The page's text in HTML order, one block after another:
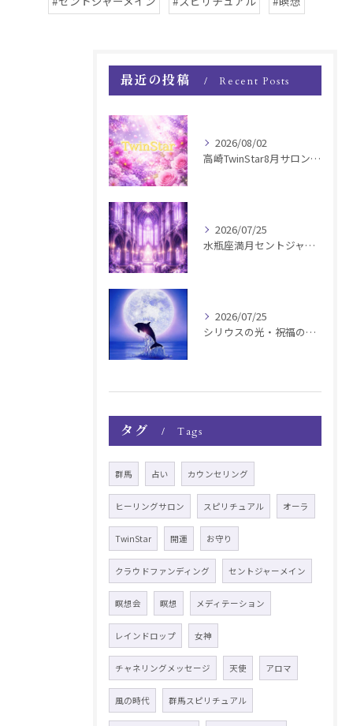
最近の投稿 Recent Posts
2026/08/02
高崎TwinStar8月サロンお知らせ
2026/07/25
水瓶座満月セントジャーメインGSVF遠隔お知らせ
2026/07/25
シリウスの光・祝福の波動チャージ遠隔お知らせ〜銀河新年〜
タグ Tags
群馬 占い カウンセリング
ヒーリングサロン スピリチュアル オーラ
TwinStar 開運 お守り
クラウドファンディング セントジャーメイン
瞑想会 瞑想 メディテーション
レインドロップ 女神
チャネリングメッセージ 天使 アロマ
風の時代 群馬スピリチュアル